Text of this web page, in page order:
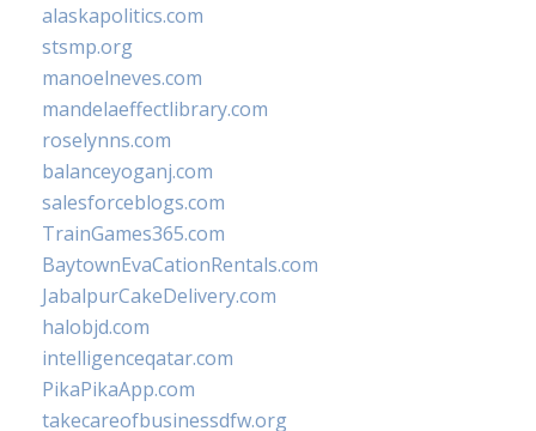
alaskapolitics.com
stsmp.org
manoelneves.com
mandelaeffectlibrary.com
roselynns.com
balanceyoganj.com
salesforceblogs.com
TrainGames365.com
BaytownEvaCationRentals.com
JabalpurCakeDelivery.com
halobjd.com
intelligenceqatar.com
PikaPikaApp.com
takecareofbusinessdfw.org